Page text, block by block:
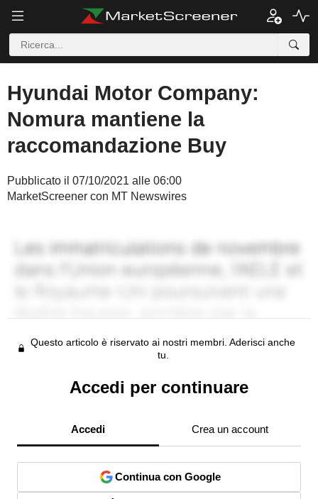
Hyundai Motor Company:
Nomura mantiene la
raccomandazione Buy
Pubblicato il 07/10/2021 alle 06:00
MarketScreener con MT Newswires
Questo articolo è riservato ai nostri membri. Aderisci anche
tu.
Accedi per continuare
Accedi Crea un account
Continua con Google